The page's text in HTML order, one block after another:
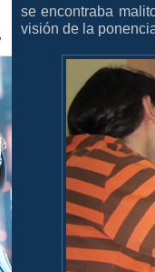
se encontraba
visión de la